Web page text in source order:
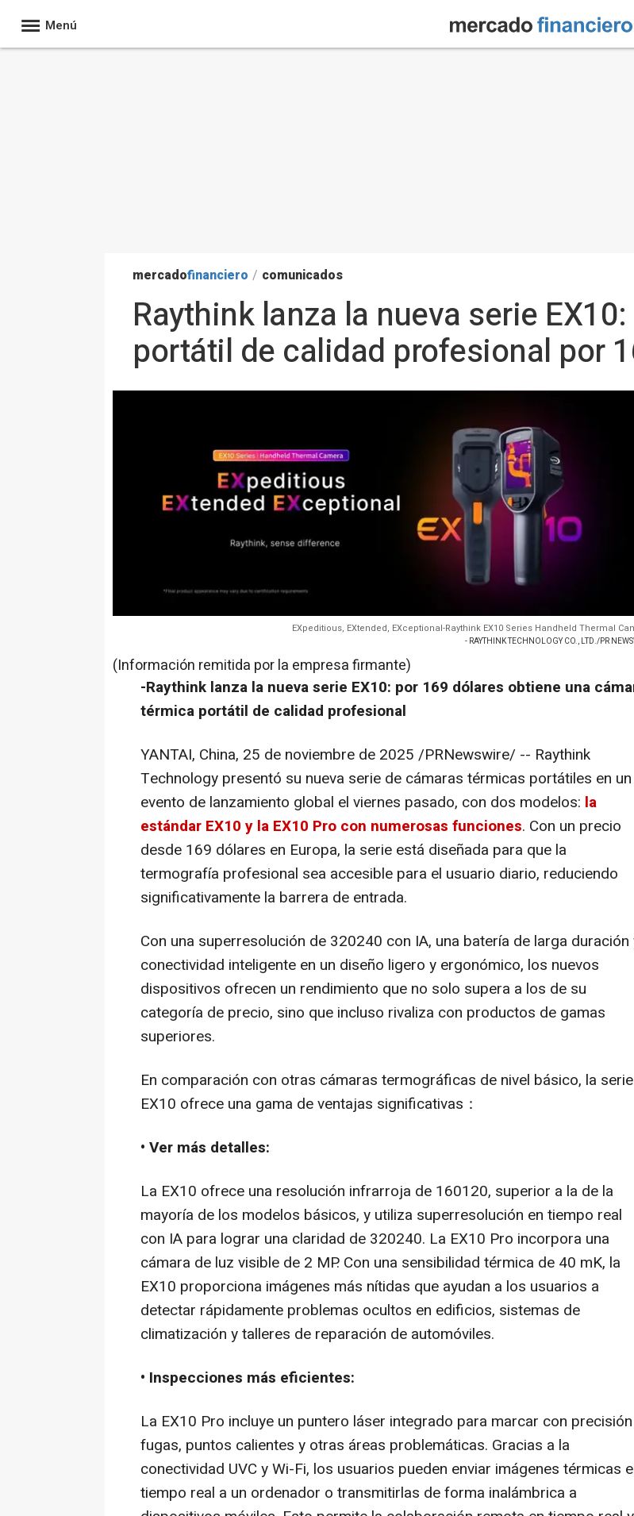
Menú
mercadofinanciero / comunicados
Raythink lanza la nueva serie
portátil de calidad profesional por
EXpeditious, EXtended, EXceptional-Raythink EX10 Series Handheld Thermal
- RAYTHINK TECHNOLOGY CO., LTD./PR
(Información remitida por la empresa firmante)
-Raythink lanza la nueva serie EX10: por 169 dólares obtiene una
térmica portátil de calidad profesional
YANTAI, China, 25 de noviembre de 2025 /PRNewswire/ -- Raythink
Technology presentó su nueva serie de cámaras térmicas portátiles en un
evento de lanzamiento global el viernes pasado, con dos modelos: la
estándar EX10 y la EX10 Pro con numerosas funciones. Con un precio
desde 169 dólares en Europa, la serie está diseñada para que la
termografía profesional sea accesible para el usuario diario, reduciendo
significativamente la barrera de entrada.
Con una superresolución de 320240 con IA, una batería de larga duración
conectividad inteligente en un diseño ligero y ergonómico, los nuevos
dispositivos ofrecen un rendimiento que no solo supera a los de su
categoría de precio, sino que incluso rivaliza con productos de gamas
superiores.
En comparación con otras cámaras termográficas de nivel básico, la serie
EX10 ofrece una gama de ventajas significativas：
• Ver más detalles:
La EX10 ofrece una resolución infrarroja de 160120, superior a la de la
mayoría de los modelos básicos, y utiliza superresolución en tiempo real
con IA para lograr una claridad de 320240. La EX10 Pro incorpora una
cámara de luz visible de 2 MP. Con una sensibilidad térmica de 40 mK, la
EX10 proporciona imágenes más nítidas que ayudan a los usuarios a
detectar rápidamente problemas ocultos en edificios, sistemas de
climatización y talleres de reparación de automóviles.
• Inspecciones más eficientes:
La EX10 Pro incluye un puntero láser integrado para marcar con precisión
fugas, puntos calientes y otras áreas problemáticas. Gracias a la
conectividad UVC y Wi-Fi, los usuarios pueden enviar imágenes térmicas
tiempo real a un ordenador o transmitirlas de forma inalámbrica a